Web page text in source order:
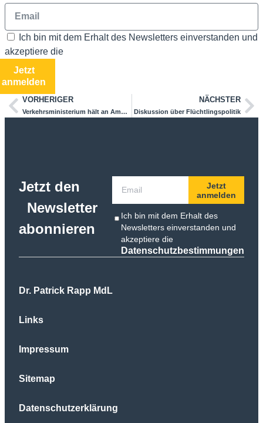
Ich bin mit dem Erhalt des Newsletters einverstanden und
akzeptiere die
Jetzt
anmelden
VORHERIGER
Verkehrsministerium hält an Ampellösung für Buggingen fest
NÄCHSTER
Diskussion über Flüchtlingspolitik
Jetzt den
Newsletter
abonnieren
Ich bin mit dem Erhalt des
Newsletters einverstanden und
akzeptiere die
Datenschutzbestimmungen
Jetzt
anmelden
Dr. Patrick Rapp MdL
Links
Impressum
Sitemap
Datenschutzerklärung